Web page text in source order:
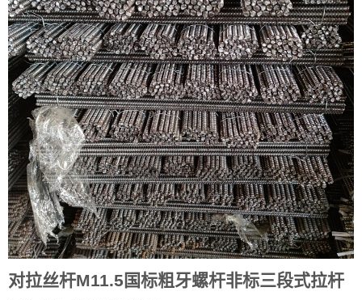
对拉丝杆M11.5国标粗牙螺杆非标三段式拉杆